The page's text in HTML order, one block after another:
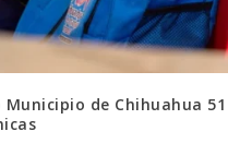
de Chihuahua